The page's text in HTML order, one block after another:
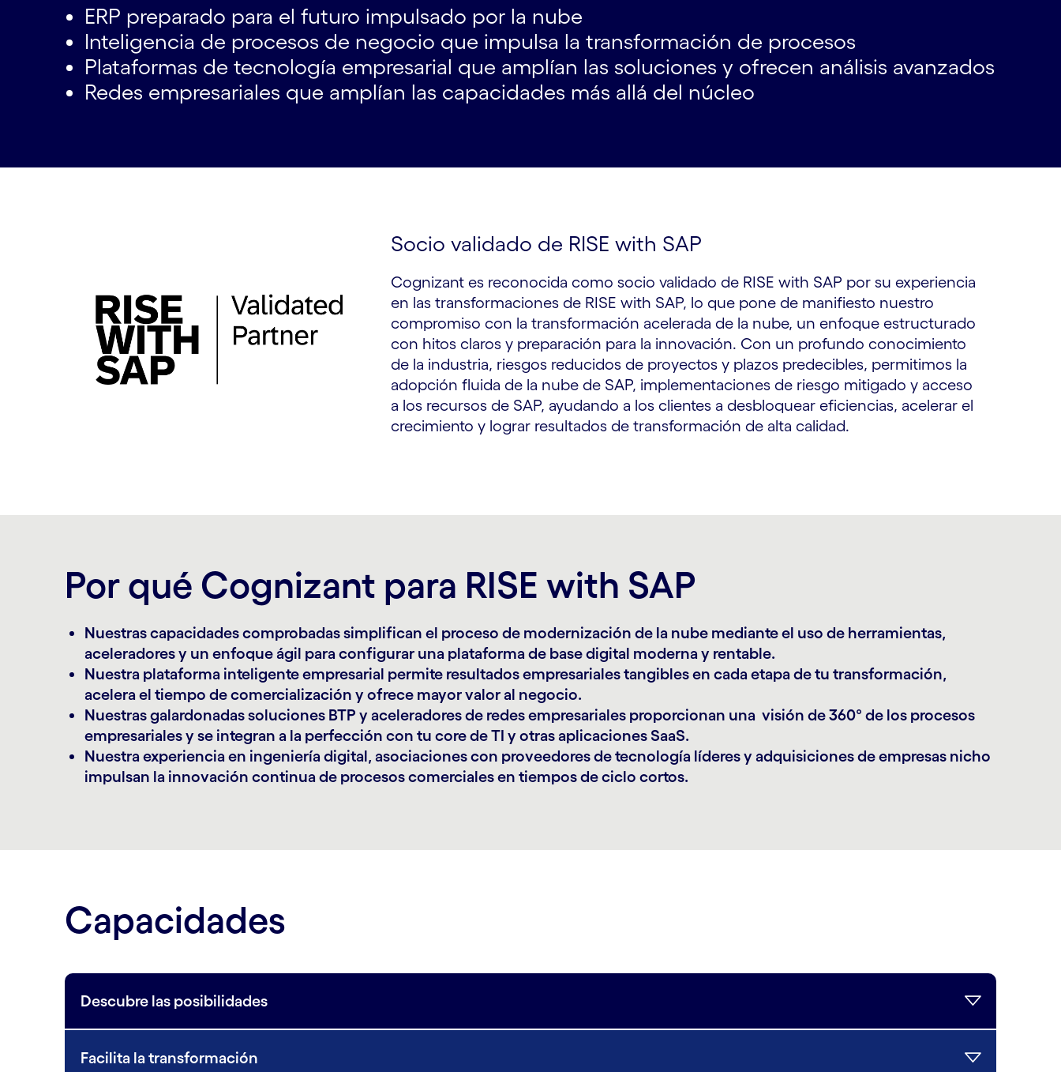
ERP preparado para el futuro impulsado por la nube
Inteligencia de procesos de negocio que impulsa la transformación de procesos
Plataformas de tecnología empresarial que amplían las soluciones y ofrecen análisis avanzados
Redes empresariales que amplían las capacidades más allá del núcleo
Socio validado de RISE with SAP
Cognizant es reconocida como socio validado de RISE with SAP por su experiencia
en las transformaciones de RISE with SAP, lo que pone de manifiesto nuestro
compromiso con la transformación acelerada de la nube, un enfoque estructurado
con hitos claros y preparación para la innovación. Con un profundo conocimiento
de la industria, riesgos reducidos de proyectos y plazos predecibles, permitimos la
adopción fluida de la nube de SAP, implementaciones de riesgo mitigado y acceso
a los recursos de SAP, ayudando a los clientes a desbloquear eficiencias, acelerar el
crecimiento y lograr resultados de transformación de alta calidad.
Por qué Cognizant para RISE with SAP
Nuestras capacidades comprobadas simplifican el proceso de modernización de la nube mediante el uso de herramientas,
aceleradores y un enfoque ágil para configurar una plataforma de base digital moderna y rentable.
Nuestra plataforma inteligente empresarial permite resultados empresariales tangibles en cada etapa de tu transformación,
acelera el tiempo de comercialización y ofrece mayor valor al negocio.
Nuestras galardonadas soluciones BTP y aceleradores de redes empresariales proporcionan una visión de 360° de los procesos
empresariales y se integran a la perfección con tu core de TI y otras aplicaciones SaaS.
Nuestra experiencia en ingeniería digital, asociaciones con proveedores de tecnología líderes y adquisiciones de empresas nicho
impulsan la innovación continua de procesos comerciales en tiempos de ciclo cortos.
Capacidades
Descubre las posibilidades
Facilita la transformación